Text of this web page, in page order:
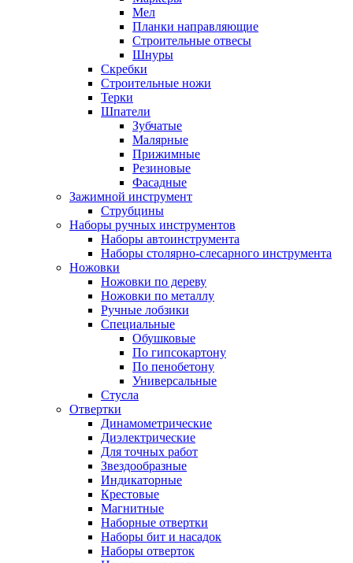
Мел
Планки направляющие
Строительные отвесы
Шнуры
Скребки
Строительные ножи
Терки
Шпатели
Зубчатые
Малярные
Прижимные
Резиновые
Фасадные
Зажимной инструмент
Струбцины
Наборы ручных инструментов
Наборы автоинструмента
Наборы столярно-слесарного инструмента
Ножовки
Ножовки по дереву
Ножовки по металлу
Ручные лобзики
Специальные
Обушковые
По гипсокартону
По пенобетону
Универсальные
Стусла
Отвертки
Динамометрические
Диэлектрические
Для точных работ
Звездообразные
Индикаторные
Крестовые
Магнитные
Наборные отвертки
Наборы бит и насадок
Наборы отверток